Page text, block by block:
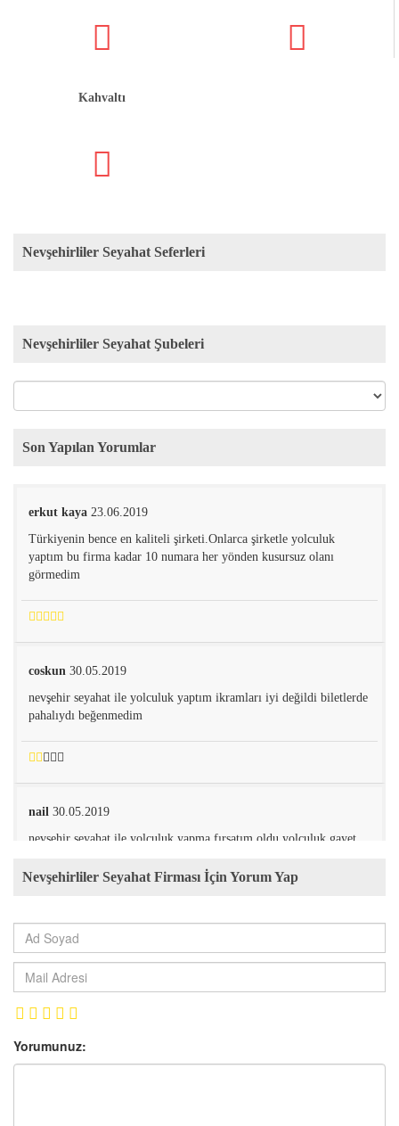
Kahvaltı
Nevşehirliler Seyahat Seferleri
Nevşehirliler Seyahat Şubeleri
Son Yapılan Yorumlar
erkut kaya23.06.2019
Türkiyenin bence en kaliteli şirketi.Onlarca şirketle yolculuk
yaptım bu firma kadar 10 numara her yönden kusursuz olanı
görmedim
coskun 30.05.2019
nevşehir seyahat ile yolculuk yaptım ikramları iyi değildi biletlerde
pahalıydı beğenmedim
nail 30.05.2019
nevşehir seyahat ile yolculuk yapma fırsatım oldu yolculuk gayet
Nevşehirliler Seyahat Firması İçin Yorum Yap
Yorumunuz: